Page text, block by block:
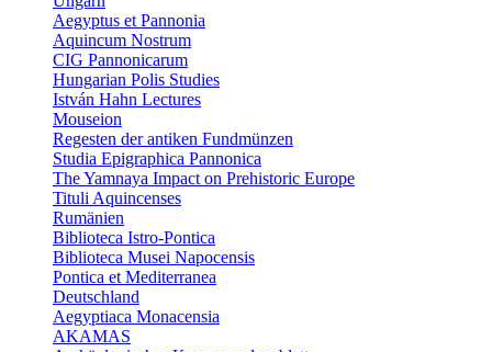
Aegyptus et Pannonia
Aquincum Nostrum
CIG Pannonicarum
Hungarian Polis Studies
István Hahn Lectures
Mouseion
Regesten der antiken Fundmünzen
Studia Epigraphica Pannonica
The Yamnaya Impact on Prehistoric Europe
Tituli Aquincenses
Rumänien
Biblioteca Istro-Pontica
Biblioteca Musei Napocensis
Pontica et Mediterranea
Deutschland
Aegyptiaca Monacensia
AKAMAS